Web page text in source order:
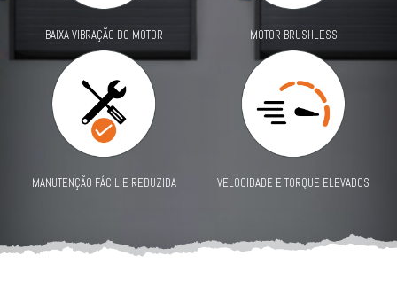
BAIXA VIBRAÇÃO DO MOTOR MOTOR BRUSHLESS
MANUTENÇÃO FÁCIL E REDUZIDA VELOCIDADE E TORQUE ELEVADOS